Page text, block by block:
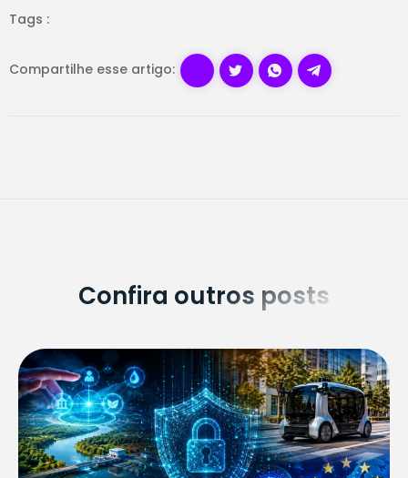
Tags :
Compartilhe esse artigo:
Confira outros posts